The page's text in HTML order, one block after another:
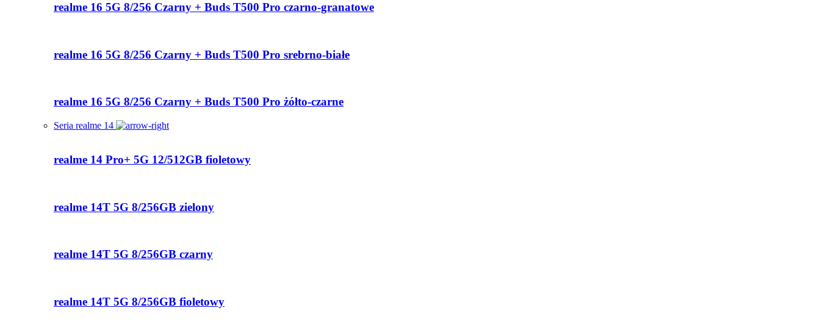
realme 16 5G 8/256 Czarny + Buds T500 Pro czarno-granatowe
realme 16 5G 8/256 Czarny + Buds T500 Pro srebrno-białe
realme 16 5G 8/256 Czarny + Buds T500 Pro żółto-czarne
Seria realme 14
realme 14 Pro+ 5G 12/512GB fioletowy
realme 14T 5G 8/256GB zielony
realme 14T 5G 8/256GB czarny
realme 14T 5G 8/256GB fioletowy